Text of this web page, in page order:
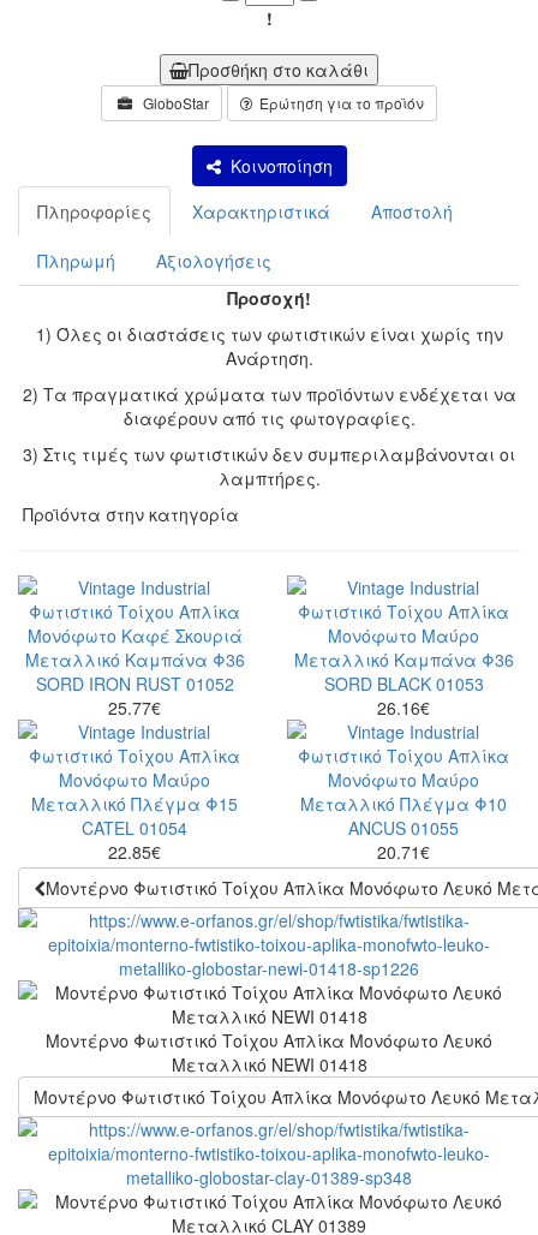
Minus Plus
!
Προσθήκη στο καλάθι
GloboStar Ερώτηση για το προϊόν
Κοινοποίηση
Πληροφορίες
Χαρακτηριστικά Αποστολή
Πληρωμή
Αξιολογήσεις
Προσοχή!
1) Όλες οι διαστάσεις των φωτιστικών είναι χωρίς την
Ανάρτηση.
2) Τα πραγματικά χρώματα των προϊόντων ενδέχεται να
διαφέρουν από τις φωτογραφίες.
3) Στις τιμές των φωτιστικών δεν συμπεριλαμβάνονται οι
λαμπτήρες.
Προϊόντα στην κατηγορία
25.77€ 26.16€
22.85€ 20.71€
Μοντέρνο Φωτιστικό Τοίχου Απλίκα Μονόφωτο Λευκό
Μοντέρνο Φωτιστικό Τοίχου Απλίκα Μονόφωτο Λευκό
Μεταλλικό NEWI 01418
Μοντέρνο Φωτιστικό Τοίχου Απλίκα Μονόφωτο Λευκό